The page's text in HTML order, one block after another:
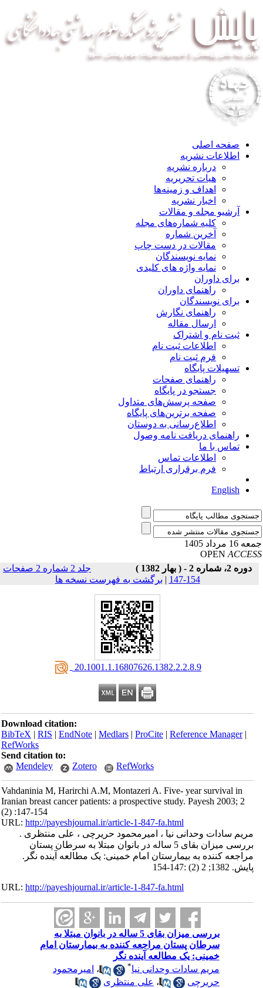
صفحه اصلی
اطلاعات نشریه
درباره نشریه
هیات تحریریه
اهداف و زمینه‌ها
اخبار نشریه
آرشیو مجله و مقالات
کلیه شماره‌های مجله
آخرین شماره
مقالات در دست چاپ
نمایه نویسندگان
نمایه واژه های کلیدی
برای داوران
راهنمای داوران
برای نویسندگان
راهنمای نگارش
ارسال مقاله
ثبت نام و اشتراک
اطلاعات ثبت نام
فرم ثبت نام
تسهیلات پایگاه
راهنمای صفحات
جستجو در پایگاه
صفحه پرسش‌های متداول
صفحه برترین‌های پایگاه
اطلاع‌رسانی به دوستان
راهنمای دریافت نامه وصول
تماس با ما
اطلاعات تماس
فرم برقراری ارتباط
English
مرداد 1405
OPEN
دوره 2، شماره 2 - ( بهار 1382 )
جلد 2 شماره 2 صفحات
154-147
| برگشت به فهرست نسخه ها
‎ 20.1001.1.16807626.1382.2.2.8.9
Download citation:
BibTeX|RIS|EndNote|Medlars|ProCite|Reference Manager
RefWorks
Send citation to:
Mendeley
Zotero RefWorks
Vahdaninia M, Harirchi A.M, Montazeri A. Five- year survival in
Iranian breast cancer patients: a prospective study. Payesh 2003; 2
(2) :147-154
URL:http://payeshjournal.ir/article-1-847-fa.html
مریم سادات وحدانی نیا ، امیرمحمود حریرچی ، علی منتظری .
بررسی میزان بقای 5 ساله در بانوان مبتلا به سرطان پستان
مراجعه کننده به بیمارستان امام خمینی: یک مطالعه آینده نگر.
پایش. 1382; 2 (2) :147-154
URL:http://payeshjournal.ir/article-1-847-fa.html
بررسی میزان بقای 5 ساله در بانوان مبتلا به
سرطان پستان مراجعه کننده به بیمارستان امام
خمینی: یک مطالعه آینده نگر
مریم سادات وحدانی نیا* ،امیرمحمود
حریرچی
،علی منتظری